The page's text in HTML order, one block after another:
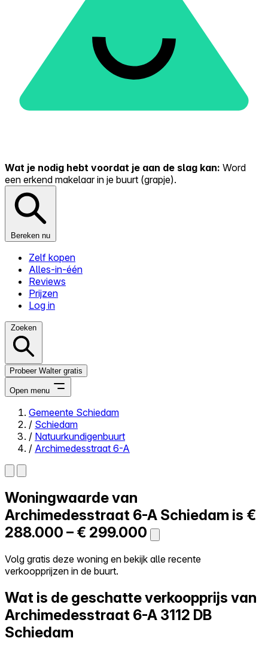
Wat je nodig hebt voordat je aan de slag kan: Word
een erkend makelaar in je buurt (grapje).
Bereken nu
Zelf kopen
Alles-in-één
Reviews
Prijzen
Log in
Zoeken
Probeer Walter gratis
Open menu
Close menu
Zelf kopen
Alles-in-één
Reviews
Prijzen
Log in
Probeer Walter gratis
Gemeente Schiedam
/ Schiedam
/ Natuurkundigenbuurt
/ Archimedesstraat 6-A
Woningwaarde van
Archimedesstraat 6-A Schiedam is €
288.000 – € 299.000
Volg gratis deze woning en bekijk alle recente
verkoopprijzen in de buurt.
Wat is de geschatte verkoopprijs van
Archimedesstraat 6-A 3112 DB
Schiedam